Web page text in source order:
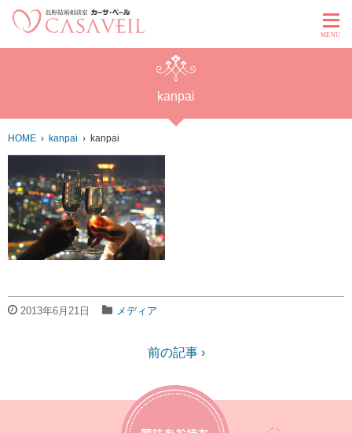
MENU
kanpai
HOME kanpai kanpai
2013年6月21日 メディア
前の記事 ›